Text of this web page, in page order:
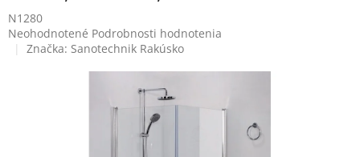
N1280
Priemerné
hodnotenie
Neohodnotené Podrobnosti hodnotenia
Značka: Sanotechnik Rakúsko